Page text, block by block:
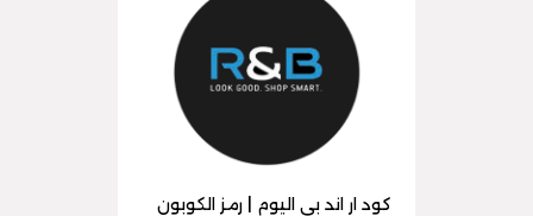
كود ار اند بي اليوم | رمز الكوبون